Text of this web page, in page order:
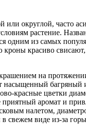
или округлой, часто
растение.
одним из самых
кроны красиво
на
красные цветки
приятный аромат и
налетом,
виде из-за